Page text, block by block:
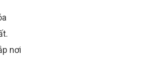
nơi